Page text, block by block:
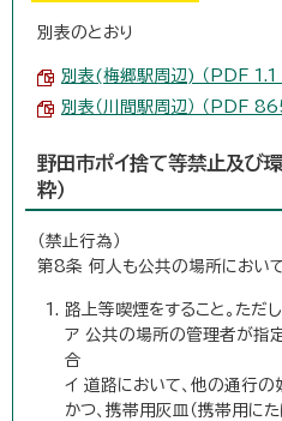
別表のとおり
別表(梅郷駅周辺) （PDF 1.1
別表（川間駅周辺） （PDF
野田市ポイ捨て等禁止及び
粋）
（禁止行為）
第8条 何人も公共の場所におい
路上等喫煙をすること。ただ
ア 公共の場所の管理者が指
合
イ 道路において、他の通行の
かつ、携帯用灰皿（携帯用に